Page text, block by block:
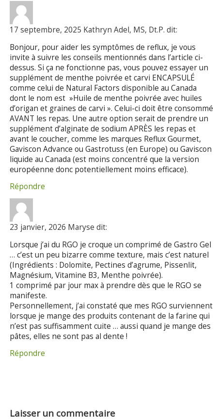
17 septembre, 2025 Kathryn Adel, MS, Dt.P. dit:
Bonjour, pour aider les symptômes de reflux, je vous
invite à suivre les conseils mentionnés dans l’article ci-
dessus. Si ça ne fonctionne pas, vous pouvez essayer un
supplément de menthe poivrée et carvi ENCAPSULÉ
comme celui de Natural Factors disponible au Canada
dont le nom est »Huile de menthe poivrée avec huiles
d’origan et graines de carvi ». Celui-ci doit être consommé
AVANT les repas. Une autre option serait de prendre un
supplément d’alginate de sodium APRÈS les repas et
avant le coucher, comme les marques Reflux Gourmet,
Gaviscon Advance ou Gastrotuss (en Europe) ou Gaviscon
liquide au Canada (est moins concentré que la version
européenne donc potentiellement moins efficace).
Répondre
23 janvier, 2026 Maryse dit:
Lorsque j’ai du RGO je croque un comprimé de Gastro Gel
… c’est un peu bizarre comme texture, mais c’est naturel
(Ingrédients : Dolomite, Pectines d’agrume, Pissenlit,
Magnésium, Vitamine B3, Menthe poivrée).
1 comprimé par jour max à prendre dès que le RGO se
manifeste.
Personnellement, j’ai constaté que mes RGO surviennent
lorsque je mange des produits contenant de la farine qui
n’est pas suffisamment cuite … aussi quand je mange des
pâtes, elles ne sont pas al dente !
Répondre
Laisser un commentaire